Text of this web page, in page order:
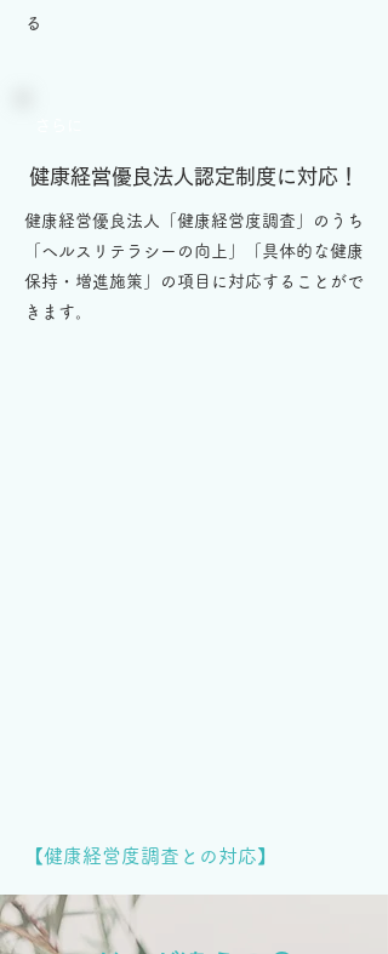
る
健康経営優良法人認定制度に対応！
健康経営優良法人「健康経営度調査」のうち
「ヘルスリテラシーの向上」「具体的な健康
保持・増進施策」の項目に対応することがで
きます。
【健康経営度調査との対応】